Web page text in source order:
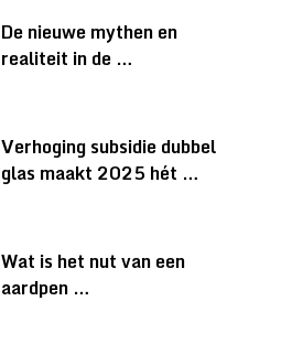
De nieuwe mythen en
realiteit in de …
Verhoging subsidie dubbel
glas maakt 2025 hét …
Wat is het nut van een
aardpen …